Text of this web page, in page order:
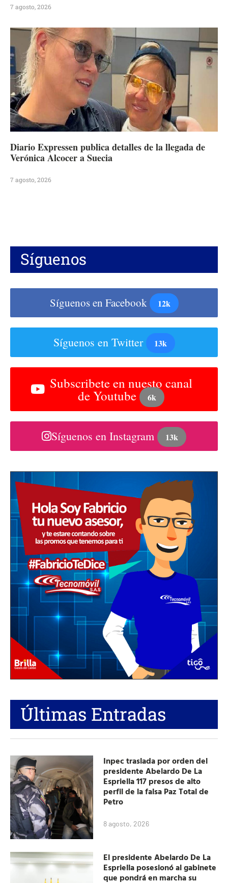
7 agosto, 2026
Diario Expressen publica detalles de la llegada de
Verónica Alcocer a Suecia
7 agosto, 2026
Síguenos
Síguenos en Facebook 12k
Síguenos en Twitter 13k
Subscribete en nuesto canal
de Youtube 6k
Síguenos en Instagram 13k
Últimas Entradas
Inpec traslada por orden del
presidente Abelardo De La
Espriella 117 presos de alto
perfil de la falsa Paz Total de
Petro
8 agosto, 2026
El presidente Abelardo De La
Espriella posesionó al gabinete
que pondrá en marcha su